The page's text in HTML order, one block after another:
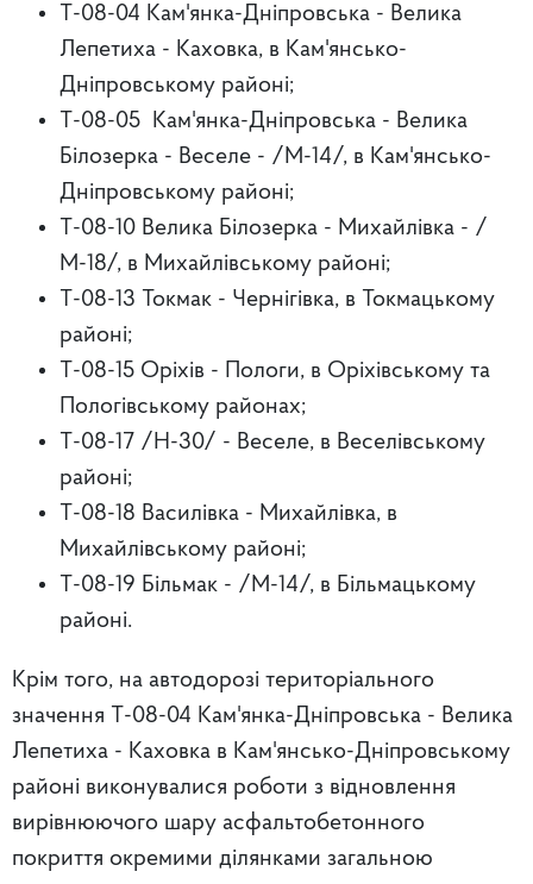
Т-08-04 Кам'янка-Дніпровська - Велика
Лепетиха - Каховка, в Кам'янсько-
Дніпровському районі;
Т-08-05 Кам'янка-Дніпровська - Велика
Білозерка - Веселе - /М-14/, в Кам'янсько-
Дніпровському районі;
Т-08-10 Велика Білозерка - Михайлівка - /
М-18/, в Михайлівському районі;
Т-08-13 Токмак - Чернігівка, в Токмацькому
районі;
Т-08-15 Оріхів - Пологи, в Оріхівському та
Пологівському районах;
Т-08-17 /Н-30/ - Веселе, в Веселівському
районі;
Т-08-18 Василівка - Михайлівка, в
Михайлівському районі;
Т-08-19 Більмак - /М-14/, в Більмацькому
районі.
Крім того, на автодорозі територіального
значення Т-08-04 Кам'янка-Дніпровська - Велика
Лепетиха - Каховка в Кам'янсько-Дніпровському
районі виконувалися роботи з відновлення
вирівнюючого шару асфальтобетонного
покриття окремими ділянками загальною